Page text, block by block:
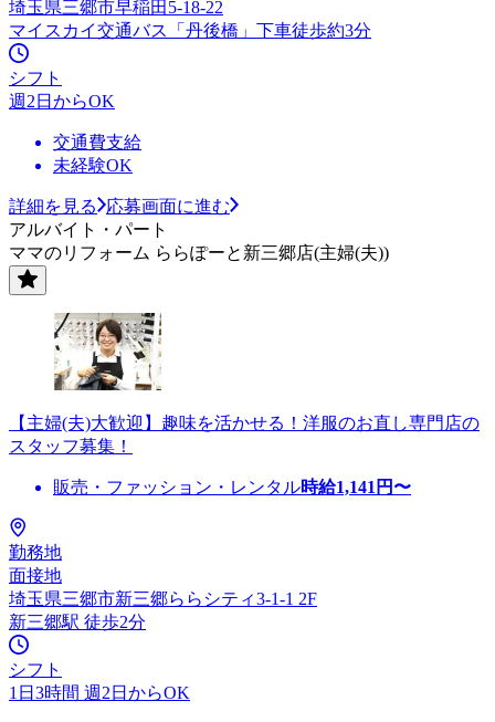
埼玉県三郷市早稲田5-18-22
マイスカイ交通バス「丹後橋」下車徒歩約3分
シフト
週2日からOK
交通費支給
未経験OK
詳細を見る
応募画面に進む
アルバイト・パート
ママのリフォーム ららぽーと新三郷店(主婦(夫))
【主婦(夫)大歓迎】趣味を活かせる！洋服のお直し専門店の
スタッフ募集！
販売・ファッション・レンタル時給1,141 円〜
勤務地
面接地
埼玉県三郷市新三郷ららシティ3-1-1 2F
新三郷駅 徒歩2分
シフト
1日3時間 週2日からOK